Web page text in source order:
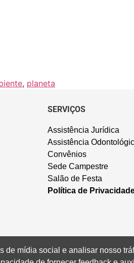
, planeta
SERVIÇOS
Assistência Jurídica
Assistência
Convênios
Sede Campestre
Salão de Festa
Política de
mídia social e analisar nosso